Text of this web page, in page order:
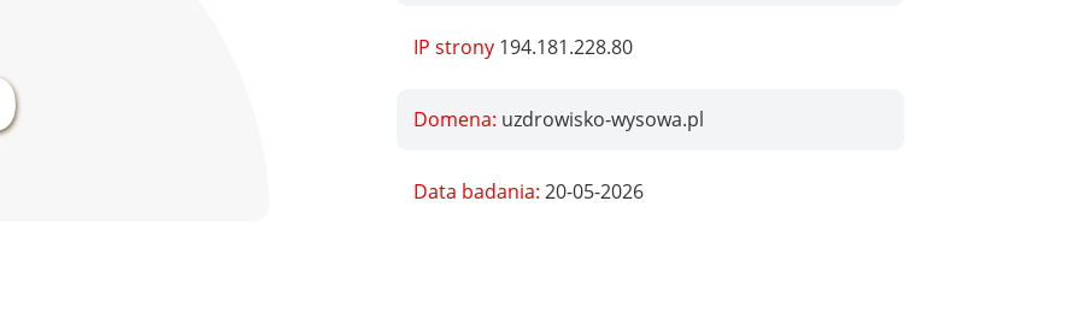
IP strony 194.181.228.80
Domena: uzdrowisko-wysowa.pl
Data badania: 20-05-2026